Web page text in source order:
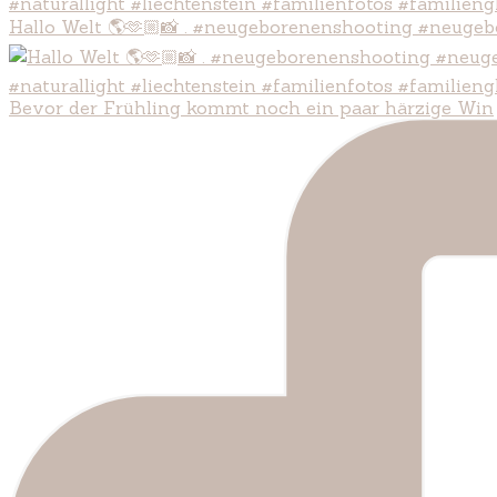
Hallo Welt 🌎🫶🏼📸 . #neugeborenenshooting
Bevor der Frühling kommt noch ein paar härzige Win